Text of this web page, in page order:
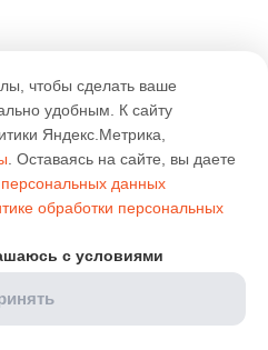
чтобы сделать ваше
удобным. К cайту
Яндекс.Метрика,
. Оставаясь на сайте, вы даете
персональных данных
обработки персональных
с условиями